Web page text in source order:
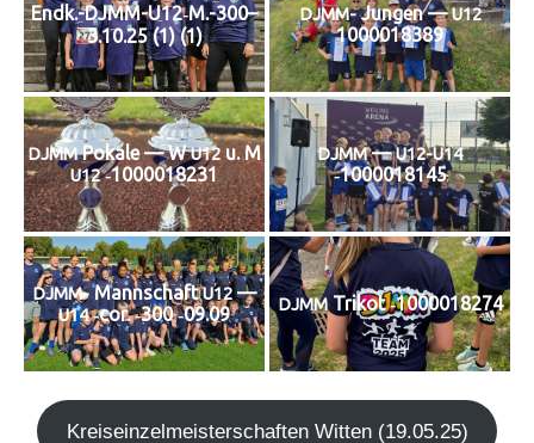
Endk.-DJMM-U12‑M.-300–
3.10.25 (1) (1)
DJMM-Jun­gen —U12
1000018389
DJMMPoka­le — WU12u. M
U12‑1000018231
DJMM—U12-U14
‑1000018145
DJMM-Mann­schaftU12—
U14‑cor. ‑300 ‑09.09 DJMMTri­kot ‑1000018274
Kreis­ein­zel­meis­ter­schaf­ten Wit­ten (19.05.25)